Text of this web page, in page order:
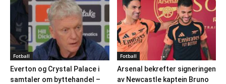
Fotball
Everton og Crystal Palace i
samtaler om byttehandel –
Fotball
Arsenal bekrefter signeringen
av Newcastle kaptein Bruno